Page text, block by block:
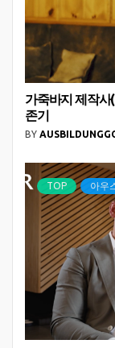
가죽바지 제작사
존기
BY
TOP 아우